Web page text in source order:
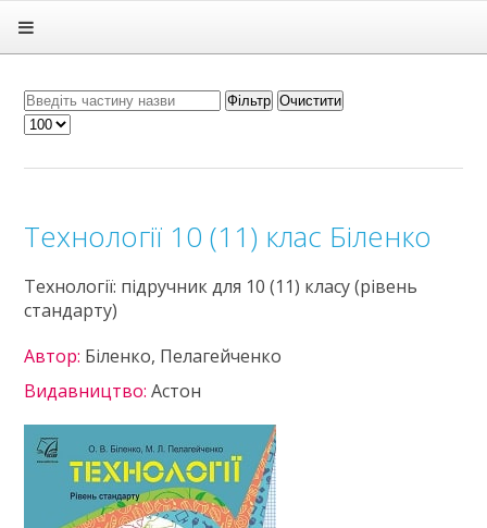
Підручники
ГДЗ
Статті
Зв'язок
Фільтр Очистити
Технології 10 (11) клас Біленко
Технології: підручник для 10 (11) класу (рівень
стандарту)
Автор: Біленко, Пелагейченко
Видавництво:Астон